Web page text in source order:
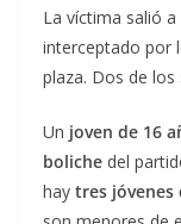
La víctima salió
interceptado por
plaza. Dos de
Un joven de 16
boliche del
hay tres jóvenes